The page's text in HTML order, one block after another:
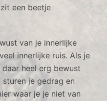
een beetje
van je innerlijke
innerlijke ruis. Als je
heel erg bewust
je gedrag en
waar je je niet van